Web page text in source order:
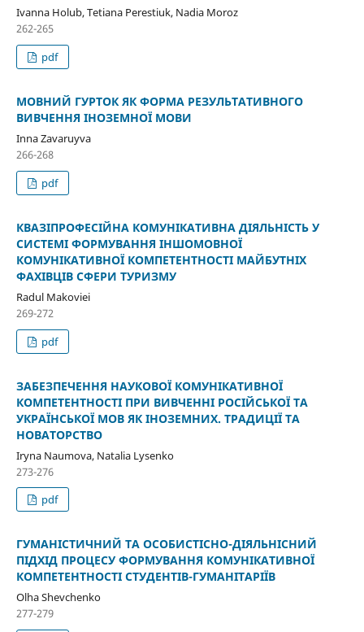
Ivanna Holub, Tetiana Perestiuk, Nadia Moroz
262-265
pdf
МОВНИЙ ГУРТОК ЯК ФОРМА РЕЗУЛЬТАТИВНОГО
ВИВЧЕННЯ ІНОЗЕМНОЇ МОВИ
Inna Zavaruyva
266-268
pdf
КВАЗІПРОФЕСІЙНА КОМУНІКАТИВНА ДІЯЛЬНІСТЬ У
СИСТЕМІ ФОРМУВАННЯ ІНШОМОВНОЇ
КОМУНІКАТИВНОЇ КОМПЕТЕНТНОСТІ МАЙБУТНІХ
ФАХІВЦІВ СФЕРИ ТУРИЗМУ
Radul Makoviei
269-272
pdf
ЗАБЕЗПЕЧЕННЯ НАУКОВОЇ КОМУНІКАТИВНОЇ
КОМПЕТЕНТНОСТІ ПРИ ВИВЧЕННІ РОСІЙСЬКОЇ ТА
УКРАЇНСЬКОЇ МОВ ЯК ІНОЗЕМНИХ. ТРАДИЦІЇ ТА
НОВАТОРСТВО
Iryna Naumova, Natalia Lysenko
273-276
pdf
ГУМАНІСТИЧНИЙ ТА ОСОБИСТІСНО-ДІЯЛЬНІСНИЙ
ПІДХІД ПРОЦЕСУ ФОРМУВАННЯ КОМУНІКАТИВНОЇ
КОМПЕТЕНТНОСТІ СТУДЕНТІВ-ГУМАНІТАРІЇВ
Olha Shevchenko
277-279